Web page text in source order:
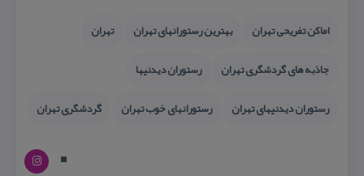
اماكن تفریحی تهران بهترین رستورانهای تهران
تهران
جاذبه های گردشگری تهران
رستوران دیدنیها
رستوران دیدنیهای تهران
رستورانهای خوب تهران گردشگری تهران